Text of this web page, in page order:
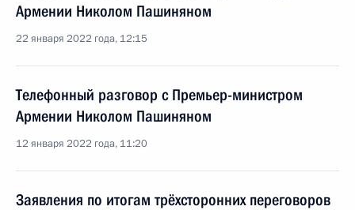
Армении Николом Пашиняном
22 января 2022 года, 12:15
Телефонный разговор с Премьер-министром
Армении Николом Пашиняном
12 января 2022 года, 11:20
Заявления по итогам трёхсторонних переговоров